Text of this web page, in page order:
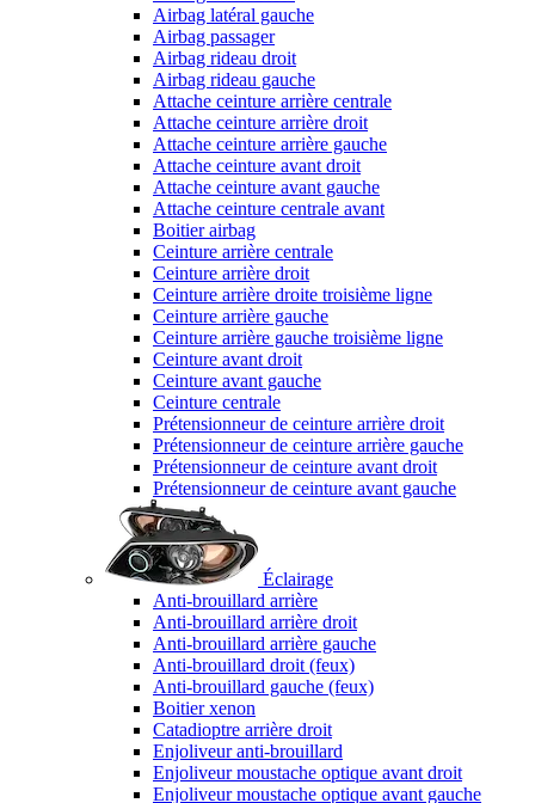
Airbag latéral gauche
Airbag passager
Airbag rideau droit
Airbag rideau gauche
Attache ceinture arrière centrale
Attache ceinture arrière droit
Attache ceinture arrière gauche
Attache ceinture avant droit
Attache ceinture avant gauche
Attache ceinture centrale avant
Boitier airbag
Ceinture arrière centrale
Ceinture arrière droit
Ceinture arrière droite troisième ligne
Ceinture arrière gauche
Ceinture arrière gauche troisième ligne
Ceinture avant droit
Ceinture avant gauche
Ceinture centrale
Prétensionneur de ceinture arrière droit
Prétensionneur de ceinture arrière gauche
Prétensionneur de ceinture avant droit
Prétensionneur de ceinture avant gauche
Éclairage
Anti-brouillard arrière
Anti-brouillard arrière droit
Anti-brouillard arrière gauche
Anti-brouillard droit (feux)
Anti-brouillard gauche (feux)
Boitier xenon
Catadioptre arrière droit
Enjoliveur anti-brouillard
Enjoliveur moustache optique avant droit
Enjoliveur moustache optique avant gauche